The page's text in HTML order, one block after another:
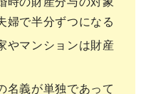
婦で半分ずつになる
やマンションは財産
名義が単独であって